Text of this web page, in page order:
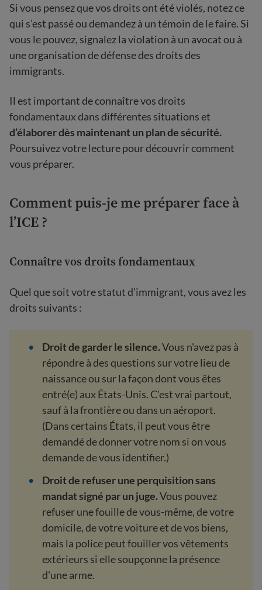
Si vous pensez que vos droits ont été violés, notez ce
qui s’est passé ou demandez à un témoin de le faire. Si
vous le pouvez, signalez la violation à un avocat ou à
une organisation de défense des droits des
immigrants.
Il est important de connaître vos droits
fondamentaux dans différentes situations et
d’élaborer dès maintenant un plan de sécurité.
Poursuivez votre lecture pour découvrir comment
vous préparer.
Comment puis-je me préparer face à
l’ICE ?
Connaître vos droits fondamentaux
Quel que soit votre statut d'immigrant, vous avez les
droits suivants :
Droit de garder le silence.Vous n'avez pas à
répondre à des questions sur votre lieu de
naissance ou sur la façon dont vous êtes
entré(e) aux États-Unis. C'est vrai partout,
sauf à la frontière ou dans un aéroport.
(Dans certains États, il peut vous être
demandé de donner votre nom si on vous
demande de vous identifier.)
Droit de refuser une perquisition sans
mandat signé par un juge.Vous pouvez
refuser une fouille de vous-même, de votre
domicile, de votre voiture et de vos biens,
mais la police peut fouiller vos vêtements
extérieurs si elle soupçonne la présence
d'une arme.